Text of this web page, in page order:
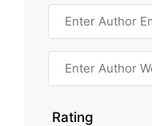
Rating